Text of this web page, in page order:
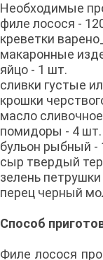
Необходимые
филе лосося -
креветки
макаронные
яйцо - 1 шт.
сливки густые
крошки
масло
помидоры - 4 шт.
бульон рыбный -
сыр твердый
зелень
перец черный
Способ
Филе лосося